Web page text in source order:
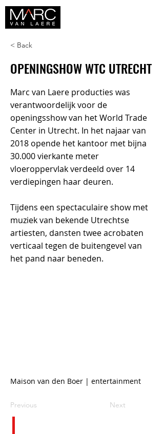
< Back
OPENINGSHOW WTC UTRECHT
Marc van Laere producties was
verantwoordelijk voor de
openingsshow van het World Trade
Center in Utrecht. In het najaar van
2018 opende het kantoor met bijna
30.000 vierkante meter
vloeroppervlak verdeeld over 14
verdiepingen haar deuren.
Tijdens een spectaculaire show met
muziek van bekende Utrechtse
artiesten, dansten twee acrobaten
verticaal tegen de buitengevel van
het pand naar beneden.
Maison van den Boer | entertainment
Previous Next